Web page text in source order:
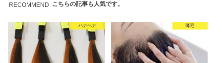
RECOMMEND こちらの記事も人気です。
ハナヘナ 薄毛